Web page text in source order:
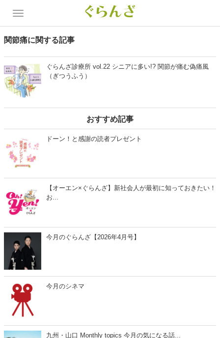
関節痛に関する記事
ぐらんざ診療所 vol.22 シニアに多い!? 関節が痛む偽痛風
（ぎつうふう）
おすすめ記事
ドーン！と感謝の読者プレゼント
【オーエン×ぐらんざ】新社会人が最初に知っておきたい！
お...
今月のぐらんざ【2026年4月号】
今月のシネマ
九州・山口 Monthly topics 今月の気になる話...